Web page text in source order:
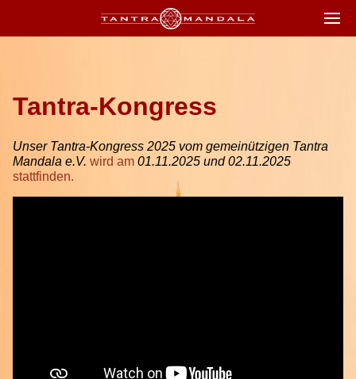
Tantra-Kongress
Unser Tantra-Kongress 2025 vom gemeinützigen Tantra
Mandala e.V. wird am 01.11.2025 und 02.11.2025
stattfinden.